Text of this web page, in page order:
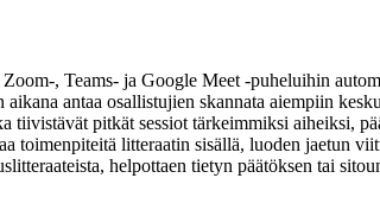
, Teams- ja Google Meet -puheluihin
antaa osallistujien skannata aiempiin
tiivistävät pitkät sessiot tärkeimmiksi aiheiksi,
toimenpiteitä litteraatin sisällä, luoden jaetun
helpottaen tietyn päätöksen tai